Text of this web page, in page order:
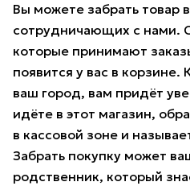
Вы можете забрать товар
сотрудничающих с нами.
которые принимают
появится у вас в корзине.
ваш город, вам придёт
идёте в этот магазин,
в кассовой зоне и
Забрать покупку может
родственник, который